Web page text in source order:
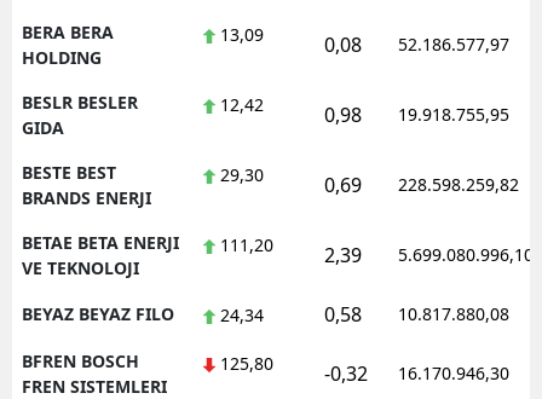
BERA BERA
HOLDING
13,09 0,08 52.186.577,97
BESLR BESLER
GIDA
12,42 0,98 19.918.755,95
BESTE BEST
BRANDS ENERJI
29,30 0,69 228.598.259,82
BETAE BETA ENERJI
VE TEKNOLOJI
111,20 2,39 5.699.080.996,10
BEYAZ BEYAZ FILO 24,34 0,58 10.817.880,08
BFREN BOSCH
FREN SISTEMLERI
125,80 -0,32 16.170.946,30